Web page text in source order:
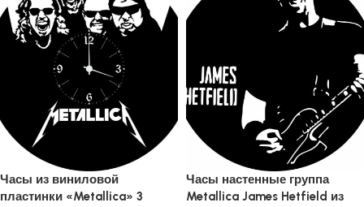
Часы из виниловой
пластинки «Metallica» 3
Часы настенные группа
Metallica James Hetfield из